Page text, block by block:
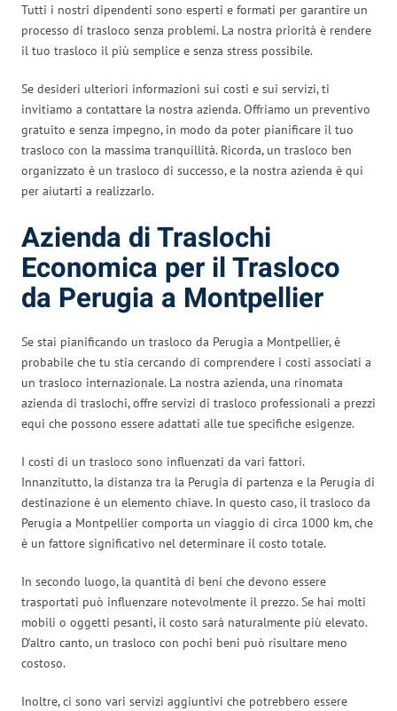
Tutti i nostri dipendenti sono esperti e formati per garantire un
processo di trasloco senza problemi. La nostra priorità è rendere
il tuo trasloco il più semplice e senza stress possibile.
Se desideri ulteriori informazioni sui costi e sui servizi, ti
invitiamo a contattare la nostra azienda. Offriamo un preventivo
gratuito e senza impegno, in modo da poter pianificare il tuo
trasloco con la massima tranquillità. Ricorda, un trasloco ben
organizzato è un trasloco di successo, e la nostra azienda è qui
per aiutarti a realizzarlo.
Azienda di Traslochi
Economica per il Trasloco
da Perugia a Montpellier
Se stai pianificando un trasloco da Perugia a Montpellier, è
probabile che tu stia cercando di comprendere i costi associati a
un trasloco internazionale. La nostra azienda, una rinomata
azienda di traslochi, offre servizi di trasloco professionali a prezzi
equi che possono essere adattati alle tue specifiche esigenze.
I costi di un trasloco sono influenzati da vari fattori.
Innanzitutto, la distanza tra la Perugia di partenza e la Perugia di
destinazione è un elemento chiave. In questo caso, il trasloco da
Perugia a Montpellier comporta un viaggio di circa 1000 km, che
è un fattore significativo nel determinare il costo totale.
In secondo luogo, la quantità di beni che devono essere
trasportati può influenzare notevolmente il prezzo. Se hai molti
mobili o oggetti pesanti, il costo sarà naturalmente più elevato.
D’altro canto, un trasloco con pochi beni può risultare meno
costoso.
Inoltre, ci sono vari servizi aggiuntivi che potrebbero essere